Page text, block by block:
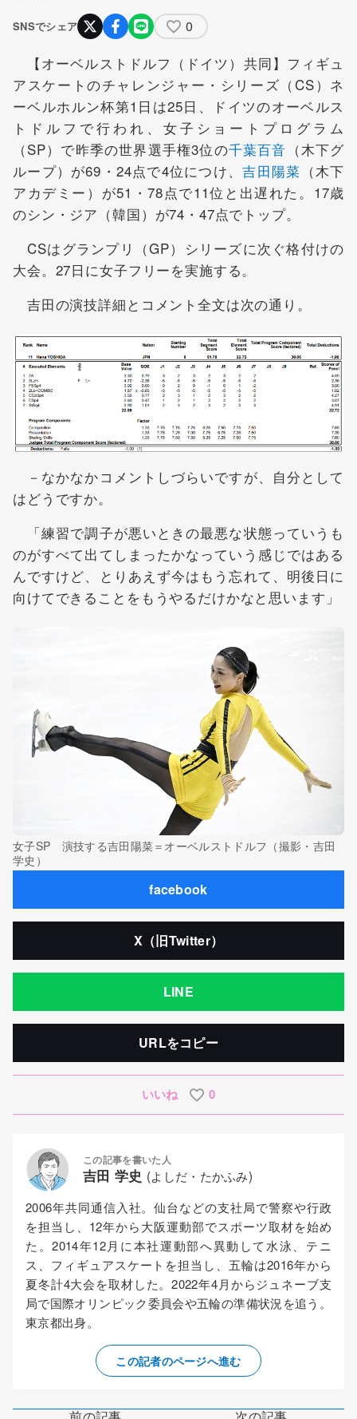
SNSでシェア 0
【オーベルストドルフ（ドイツ）共同】フィギュ
アスケートのチャレンジャー・シリーズ（CS）ネ
ーベルホルン杯第1日は25日、ドイツのオーベルス
トドルフで行われ、女子ショートプログラム
（SP）で昨季の世界選手権3位の千葉百音 （木下グ
ループ）が69・24点で4位につけ、吉田陽菜 （木下
アカデミー）が51・78点で11位と出遅れた。17歳
のシン・ジア（韓国）が74・47点でトップ。
CSはグランプリ（GP）シリーズに次ぐ格付けの
大会。27日に女子フリーを実施する。
吉田の演技詳細とコメント全文は次の通り。
－なかなかコメントしづらいですが、自分として
はどうですか。
「練習で調子が悪いときの最悪な状態っていうも
のがすべて出てしまったかなっていう感じではある
んですけど、とりあえず今はもう忘れて、明後日に
向けてできることをもうやるだけかなと思います」
女子SP 演技する吉田陽菜＝オーベルストドルフ（撮影・吉田
学史）
facebook
X（旧Twitter）
LINE
URLをコピー
いいね 0
この記事を書いた人
吉田 学史 (よしだ・たかふみ)
2006年共同通信入社。仙台などの支社局で警察や行政
を担当し、12年から大阪運動部でスポーツ取材を始め
た。2014年12月に本社運動部へ異動して水泳、テニ
ス、フィギュアスケートを担当し、五輪は2016年から
夏冬計4大会を取材した。2022年4月からジュネーブ支
局で国際オリンピック委員会や五輪の準備状況を追う。
東京都出身。
この記者のページへ進む